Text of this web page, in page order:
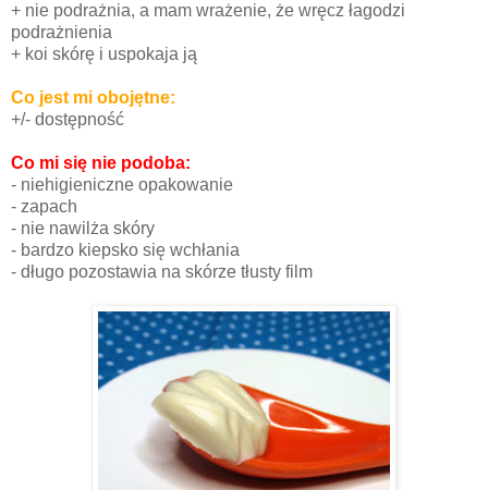
+ nie podrażnia, a mam wrażenie, że wręcz łagodzi
podrażnienia
+ koi skórę i uspokaja ją
Co jest mi obojętne:
+/- dostępność
Co mi się nie podoba:
- niehigieniczne opakowanie
- zapach
- nie nawilża skóry
- bardzo kiepsko się wchłania
- długo pozostawia na skórze tłusty film